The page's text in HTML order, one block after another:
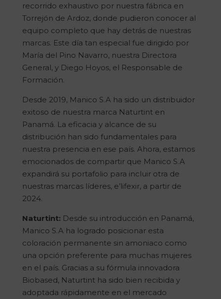
recorrido exhaustivo por nuestra fábrica en
Torrejón de Ardoz, donde pudieron conocer al
equipo completo que hay detrás de nuestras
marcas. Este día tan especial fue dirigido por
María del Pino Navarro, nuestra Directora
General, y Diego Hoyos, el Responsable de
Formación.
Desde 2019, Manico S.A ha sido un distribuidor
exitoso de nuestra marca Naturtint en
Panamá. La eficacia y alcance de su
distribución han sido fundamentales para
nuestra presencia en ese país. Ahora, estamos
emocionados de compartir que Manico S.A
expandirá su portafolio para incluir otra de
nuestras marcas líderes, e’lifexir, a partir de
2024.
Naturtint: Desde su introducción en Panamá,
Manico S.A ha logrado posicionar esta
coloración permanente sin amoniaco como
una opción preferente para muchas mujeres
en el país. Gracias a su fórmula innovadora
Biobased, Naturtint ha sido bien recibida y
adoptada rápidamente en el mercado